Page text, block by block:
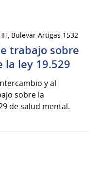
Bulevar Artigas 1532
trabajo sobre
ley 19.529
y al
sobre la
de salud mental.